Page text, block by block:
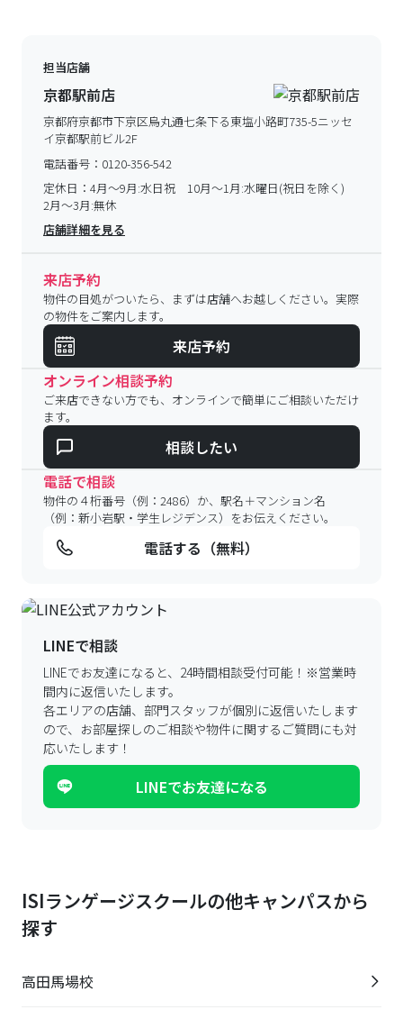
担当店舗
京都駅前店
京都府京都市下京区烏丸通七条下る東塩小路町735-5ニッセ
イ京都駅前ビル2F
電話番号： 0120-356-542
定休日： 4月～9月:水日祝 10月～1月:水曜日(祝日を除く)
2月～3月:無休
店舗詳細を見る
来店予約
物件の目処がついたら、まずは店舗へお越しください。実際
の物件をご案内します。
来店予約
オンライン相談予約
ご来店できない方でも、オンラインで簡単にご相談いただけ
ます。
相談したい
電話で相談
物件の４桁番号（例：2486）か、駅名＋マンション名
（例：新小岩駅・学生レジデンス）をお伝えください。
電話する（無料）
LINEで相談
LINEでお友達になると、24時間相談受付可能！ ※営業時
間内に返信いたします。
各エリアの店舗、部門スタッフが個別に返信いたします
ので、 お部屋探しのご相談や物件に関するご質問にも対
応いたします！
LINEでお友達になる
ISIランゲージスクールの他キャンパスから
探す
高田馬場校